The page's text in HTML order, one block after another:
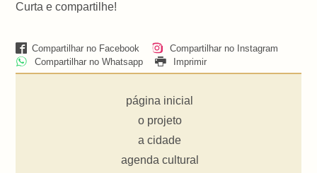
Curta e compartilhe!
Compartilhar no Facebook
Compartilhar no Instagram
Compartilhar no Whatsapp
Imprimir
página inicial
o projeto
a cidade
agenda cultural